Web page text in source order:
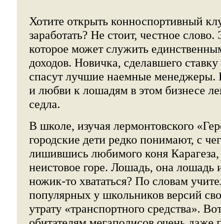
Хотите открыть конноспортивный
заработать? Не стоит, честное
которое может служить
доходов. Новичка, сделавшего
спасут лучшие наемные менеджеры.
и любви к лошадям в этом бизнесе
седла.
В школе, изучая лермонтовского
городские дети редко понимают, с
лишившись любимого коня Карагеза,
неистовое горе. Лошадь, она лошадь
ножик-то хвататься? По словам
популярных у школьников версий
утрату «транспортного средства».